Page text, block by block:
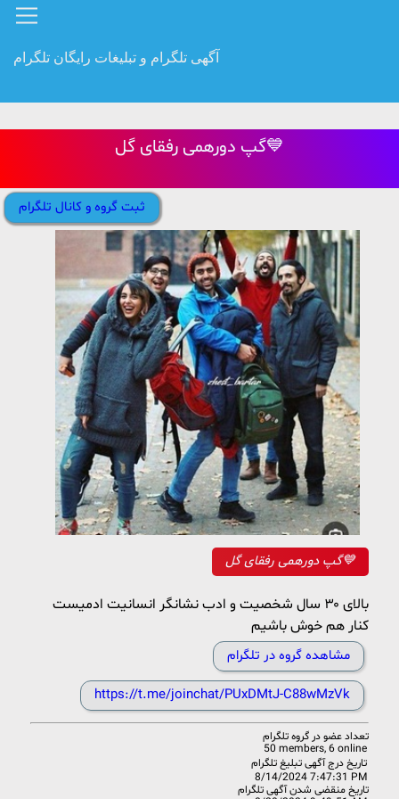
آگهی تلگرام و تبلیغات رایگان تلگرام
گپ دورهمی رفقای گل💙
ثبت گروه و کانال تلگرام
گپ دورهمی رفقای گل💙
بالای ۳۰ سال شخصیت و ادب نشانگر انسانیت ادمیست
کنار هم خوش باشیم
مشاهده گروه در تلگرام
https://t.me/joinchat/PUxDMtJ-C88wMzVk
تعداد عضو در گروه تلگرام
50 members, 6 online
تاریخ درج آگهی تبلیغ تلگرام
8/14/2024 7:47:31 PM
تاریخ منقضی شدن آگهی تلگرام